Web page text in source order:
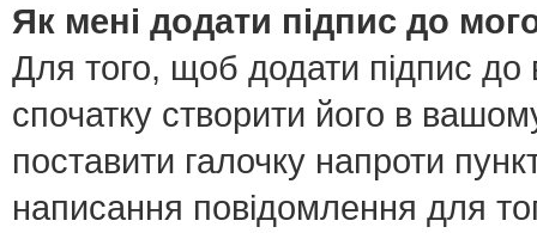
Як мені додати підпис до
Для того, щоб додати підпис
спочатку створити його в
поставити галочку напроти
написання повідомлення для